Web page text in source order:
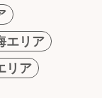
エリア
リア